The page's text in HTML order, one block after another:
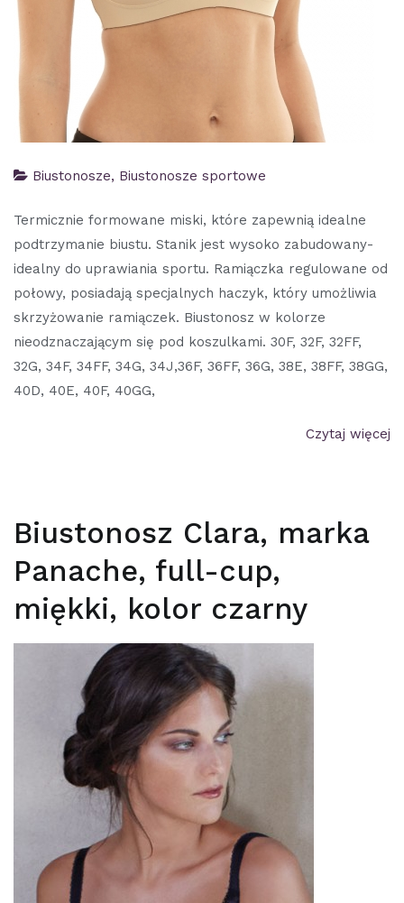
Biustonosze, Biustonosze sportowe
Termicznie formowane miski, które zapewnią idealne
podtrzymanie biustu. Stanik jest wysoko zabudowany-
idealny do uprawiania sportu. Ramiączka regulowane od
połowy, posiadają specjalnych haczyk, który umożliwia
skrzyżowanie ramiączek. Biustonosz w kolorze
nieodznaczającym się pod koszulkami. 30F, 32F, 32FF,
32G, 34F, 34FF, 34G, 34J,36F, 36FF, 36G, 38E, 38FF, 38GG,
40D, 40E, 40F, 40GG,
Czytaj więcej
Biustonosz Clara, marka
Panache, full-cup,
miękki, kolor czarny